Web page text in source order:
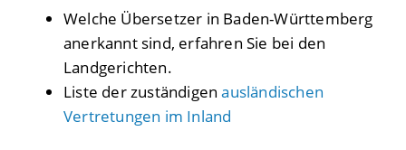
Welche Übersetzer in Baden-Württemberg
anerkannt sind, erfahren Sie bei den
Landgerichten.
Liste der zuständigenausländischen
Vertretungen im Inland